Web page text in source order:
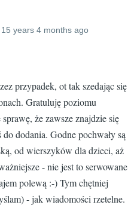
15 years 4 months ago
przypadek, ot tak szedając się
Gratuluję poziomu
że zawsze znajdzie się
dodania. Godne pochwały są
od wierszyków dla dzieci, aż
- nie jest to serwowane
polewą :-) Tym chętniej
- jak wiadomości rzetelne.